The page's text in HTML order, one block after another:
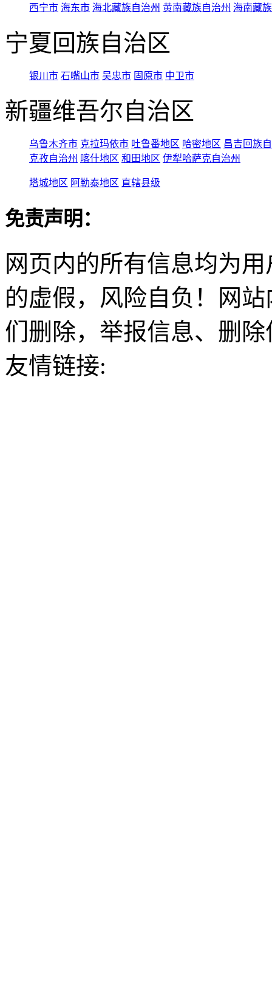
西宁市 海东市 海北藏族自治州 黄南藏族自治州 海南藏
宁夏回族自治区
银川市 石嘴山市 吴忠市 固原市 中卫市
新疆维吾尔自治区
乌鲁木齐市 克拉玛依市 吐鲁番地区 哈密地区 昌吉回族
克孜自治州 喀什地区 和田地区 伊犁哈萨克自治州
塔城地区 阿勒泰地区 直辖县级
免责声明：
网页内的所有信息均为
的虚假，风险自负！网
们删除，举报信息、删
友情链接: